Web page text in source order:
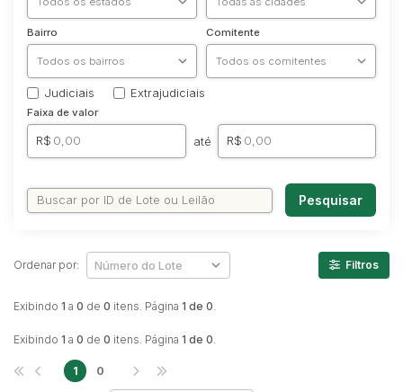
Caminhonetes
Carros
Máquina Varredeira
Motos
Pá Carregadeira
SUV
Bairro Comitente
Judiciais Extrajudiciais
Faixa de valor
R$ até R$
Pesquisar
Exibindo 1 a 0 de 0 itens. Página 1 de 0.
Ordenar por: Filtros
Exibindo 1 a 0 de 0 itens. Página 1 de 0.
1 0